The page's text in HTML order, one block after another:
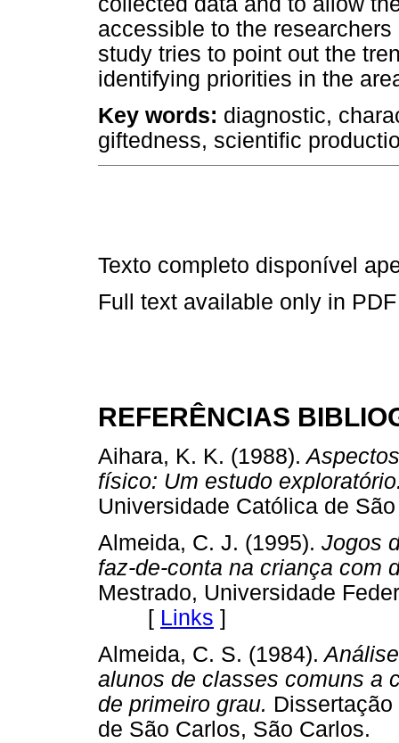
accessible to the
study tries to point out the
identifying priorities in the
Key words: diagnostic,
giftedness, scientific
Texto completo disponível
Full text available only in
REFERÊNCIAS
Aihara, K. K. (1988).
físico: Um estudo
Universidade Católica de
Almeida, C. J. (1995). Jogos
faz-de-conta na criança com
Mestrado, Universidade
[ Links ]
Almeida, C. S. (1984).
alunos de classes comuns a
de primeiro grau.
de São Carlos, São